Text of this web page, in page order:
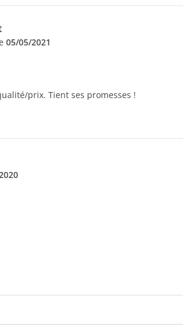
05/05/2021
prix. Tient ses promesses !